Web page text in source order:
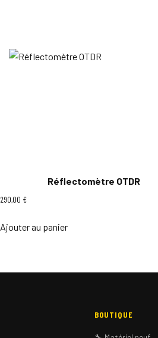
Réflectomètre OTDR
290,00 €
Ajouter au panier
BOUTIQUE